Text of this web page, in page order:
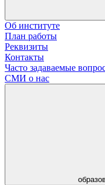
Об институте
План работы
Реквизиты
Контакты
Часто задаваемые
СМИ о нас